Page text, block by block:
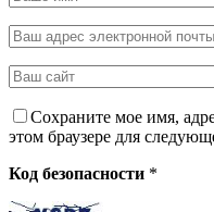
Сохраните мое имя,
этом браузере для
Код безопасности *